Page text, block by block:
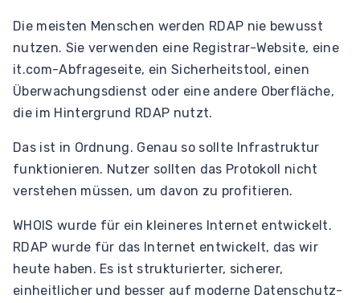
Die meisten Menschen werden RDAP nie bewusst
nutzen. Sie verwenden eine Registrar-Website, eine
it.com-Abfrageseite, ein Sicherheitstool, einen
Überwachungsdienst oder eine andere Oberfläche,
die im Hintergrund RDAP nutzt.
Das ist in Ordnung. Genau so sollte Infrastruktur
funktionieren. Nutzer sollten das Protokoll nicht
verstehen müssen, um davon zu profitieren.
WHOIS wurde für ein kleineres Internet entwickelt.
RDAP wurde für das Internet entwickelt, das wir
heute haben. Es ist strukturierter, sicherer,
einheitlicher und besser auf moderne Datenschutz-